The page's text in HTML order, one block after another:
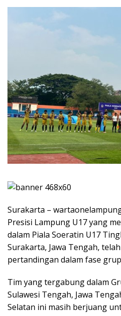
Surakarta –
Presisi Lampung U17 yang
dalam Piala Soeratin U17
Surakarta, Jawa Tengah,
pertandingan dalam fase
Tim yang tergabung dalam
Sulawesi Tengah, Jawa
Selatan ini masih berjuang